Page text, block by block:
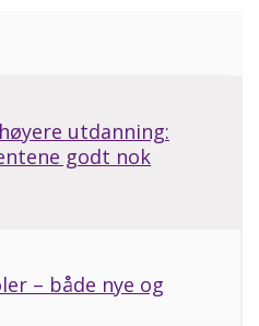
utdanning:
godt nok
– både nye og